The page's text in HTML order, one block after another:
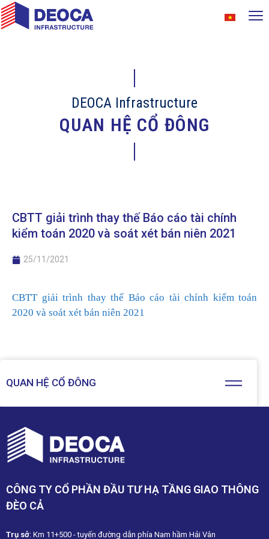
DEOCA Infrastructure
QUAN HỆ CỔ ĐÔNG
QUAN HỆ CỔ ĐÔNG
CBTT giải trình thay thế Báo cáo tài chính
kiểm toán 2020 và soát xét bán niên 2021
25/11/2021
CBTT giải trình thay thế Báo cáo tài chính kiểm toán
2020 và soát xét bán niên 2021
CÔNG TY CỔ PHẦN ĐẦU TƯ HẠ TẦNG GIAO THÔNG
ĐÈO CẢ
Trụ sở: Km 11+500 - tuyến đường dẫn phía Nam hầm Hải Vân